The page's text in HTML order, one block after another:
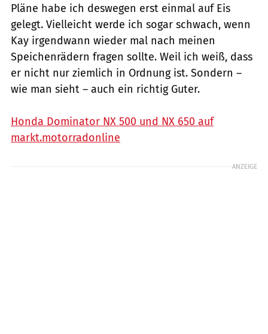
Pläne habe ich deswegen erst einmal auf Eis
gelegt. Vielleicht werde ich sogar schwach, wenn
Kay irgendwann wieder mal nach meinen
Speichenrädern fragen sollte. Weil ich weiß, dass
er nicht nur ziemlich in Ordnung ist. Sondern –
wie man sieht – auch ein richtig Guter.
Honda Dominator NX 500 und NX 650 auf
markt.motorradonline
ANZEIGE